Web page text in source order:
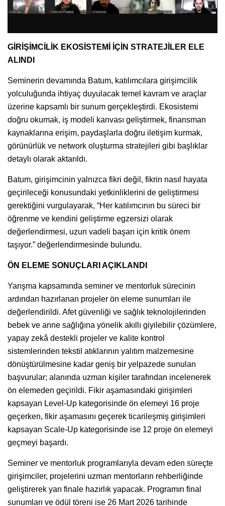
GİRİŞİMCİLİK EKOSİSTEMİ İÇİN STRATEJİLER ELE
ALINDI
Seminerin devamında Batum, katılımcılara girişimcilik
yolculuğunda ihtiyaç duyulacak temel kavram ve araçlar
üzerine kapsamlı bir sunum gerçekleştirdi. Ekosistemi
doğru okumak, iş modeli kanvası geliştirmek, finansman
kaynaklarına erişim, paydaşlarla doğru iletişim kurmak,
görünürlük ve network oluşturma stratejileri gibi başlıklar
detaylı olarak aktarıldı.
Batum, girişimcinin yalnızca fikri değil, fikrin nasıl hayata
geçirileceği konusundaki yetkinliklerini de geliştirmesi
gerektiğini vurgulayarak, “Her katılımcının bu süreci bir
öğrenme ve kendini geliştirme egzersizi olarak
değerlendirmesi, uzun vadeli başarı için kritik önem
taşıyor.” değerlendirmesinde bulundu.
ÖN ELEME SONUÇLARI AÇIKLANDI
Yarışma kapsamında seminer ve mentorluk sürecinin
ardından hazırlanan projeler ön eleme sunumları ile
değerlendirildi. Afet güvenliği ve sağlık teknolojilerinden
bebek ve anne sağlığına yönelik akıllı giyilebilir çözümlere,
yapay zekâ destekli projeler ve kalite kontrol
sistemlerinden tekstil atıklarının yalıtım malzemesine
dönüştürülmesine kadar geniş bir yelpazede sunulan
başvurular; alanında uzman kişiler tarafından incelenerek
ön elemeden geçirildi. Fikir aşamasındaki girişimleri
kapsayan Level-Up kategorisinde ön elemeyi 16 proje
geçerken, fikir aşamasını geçerek ticarileşmiş girişimleri
kapsayan Scale-Up kategorisinde ise 12 proje ön elemeyi
geçmeyi başardı.
Seminer ve mentorluk programlarıyla devam eden süreçte
girişimciler, projelerini uzman mentorların rehberliğinde
geliştirerek yarı finale hazırlık yapacak. Programın final
sunumları ve ödül töreni ise 26 Mart 2026 tarihinde